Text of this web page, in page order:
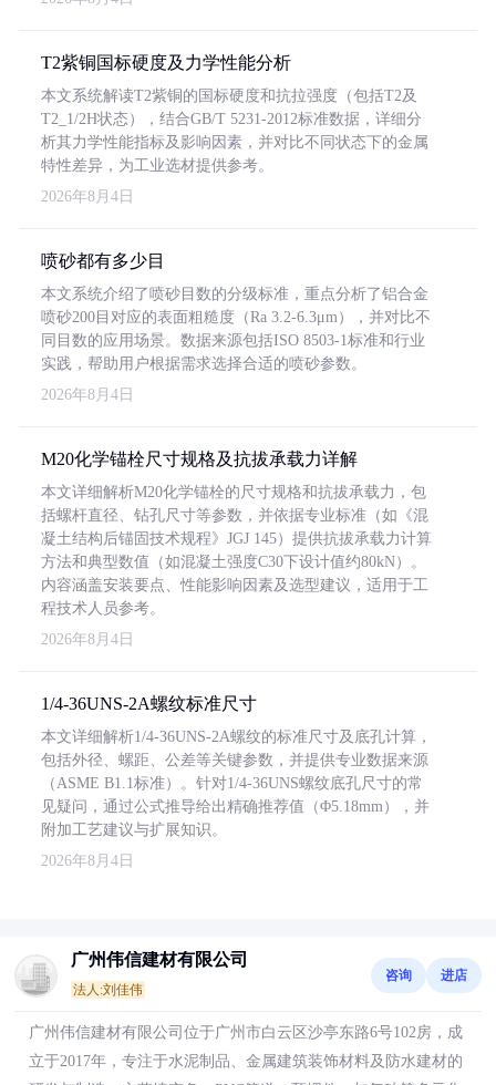
T2紫铜国标硬度及力学性能分析
本文系统解读T2紫铜的国标硬度和抗拉强度（包括T2及
T2_1/2H状态），结合GB/T 5231-2012标准数据，详细分
析其力学性能指标及影响因素，并对比不同状态下的金属
特性差异，为工业选材提供参考。
2026年8月4日
喷砂都有多少目
本文系统介绍了喷砂目数的分级标准，重点分析了铝合金
喷砂200目对应的表面粗糙度（Ra 3.2-6.3μm），并对比不
同目数的应用场景。数据来源包括ISO 8503-1标准和行业
实践，帮助用户根据需求选择合适的喷砂参数。
2026年8月4日
M20化学锚栓尺寸规格及抗拔承载力详解
本文详细解析M20化学锚栓的尺寸规格和抗拔承载力，包
括螺杆直径、钻孔尺寸等参数，并依据专业标准（如《混
凝土结构后锚固技术规程》JGJ 145）提供抗拔承载力计算
方法和典型数值（如混凝土强度C30下设计值约80kN）。
内容涵盖安装要点、性能影响因素及选型建议，适用于工
程技术人员参考。
2026年8月4日
1/4-36UNS-2A螺纹标准尺寸
本文详细解析1/4-36UNS-2A螺纹的标准尺寸及底孔计算，
包括外径、螺距、公差等关键参数，并提供专业数据来源
（ASME B1.1标准）。针对1/4-36UNS螺纹底孔尺寸的常
见疑问，通过公式推导给出精确推荐值（Φ5.18mm），并
附加工艺建议与扩展知识。
2026年8月4日
广州伟信建材有限公司
法人:刘佳伟
咨询 进店
广州伟信建材有限公司位于广州市白云区沙亭东路6号102房，成
立于2017年，专注于水泥制品、金属建筑装饰材料及防水建材的